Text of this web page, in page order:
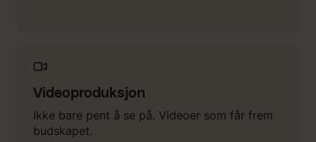
Videoproduksjon
Ikke bare pent å se på. Videoer som får frem
budskapet.